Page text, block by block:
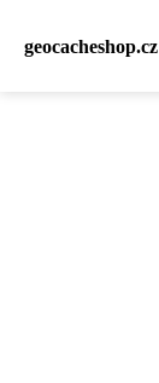
geocacheshop.cz